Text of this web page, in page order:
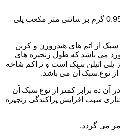
پلی اتیلن با دانسیته 0.941 تا 0.959 گرم بر سانتی متر مکعب پلی
سبک از اتم های هیدروژن و کربن
می باشد که طول زنجیره های
۵۰ بار بلندتر از پلی اتیلن سبک است و تراکم شاخه
از نوع.سبک آن می باشد.
آن ده برابر کمتر از نوع سبک آن
سبب افزایش پراکندگی زنجیره
می گردد.